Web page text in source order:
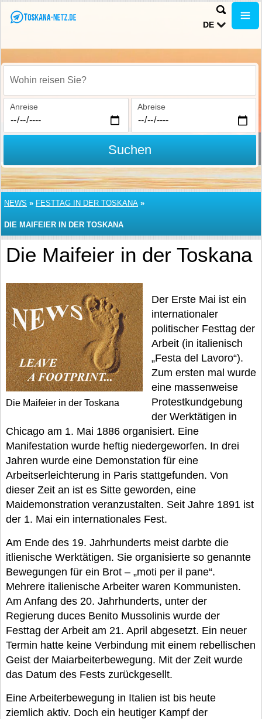
DE
Wohin reisen Sie?
Anreise Abreise
Suchen
NEWS » FESTTAG IN DER TOSKANA »
DIE MAIFEIER IN DER TOSKANA
Die Maifeier in der Toskana
Die Maifeier in der Toskana
Der Erste Mai ist ein
internationaler
politischer Festtag der
Arbeit (in italienisch
„Festa del Lavoro“).
Zum ersten mal wurde
eine massenweise
Protestkundgebung
der Werktätigen in
Chicago am 1. Mai 1886 organisiert. Eine
Manifestation wurde heftig niedergeworfen. In drei
Jahren wurde eine Demonstation für eine
Arbeitserleichterung in Paris stattgefunden. Von
dieser Zeit an ist es Sitte geworden, eine
Maidemonstration veranzustalten. Seit Jahre 1891 ist
der 1. Mai ein internationales Fest.
Am Ende des 19. Jahrhunderts meist darbte die
itlienische Werktätigen. Sie organisierte so genannte
Bewegungen für ein Brot – „moti per il pane“.
Mehrere italienische Arbeiter waren Kommunisten.
Am Anfang des 20. Jahrhunderts, unter der
Regierung duces Benito Mussolinis wurde der
Festtag der Arbeit am 21. April abgesetzt. Ein neuer
Termin hatte keine Verbindung mit einem rebellischen
Geist der Maiarbeiterbewegung. Mit der Zeit wurde
das Datum des Fests zurückgesellt.
Eine Arbeiterbewegung in Italien ist bis heute
ziemlich aktiv. Doch ein heutiger Kampf der